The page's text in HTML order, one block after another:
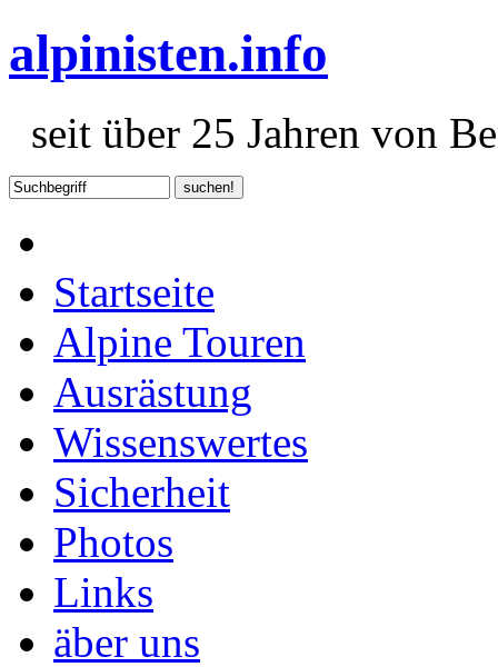
alpinisten.info
seit über 25 Jahren von
Startseite
Alpine Touren
Ausrästung
Wissenswertes
Sicherheit
Photos
Links
äber uns